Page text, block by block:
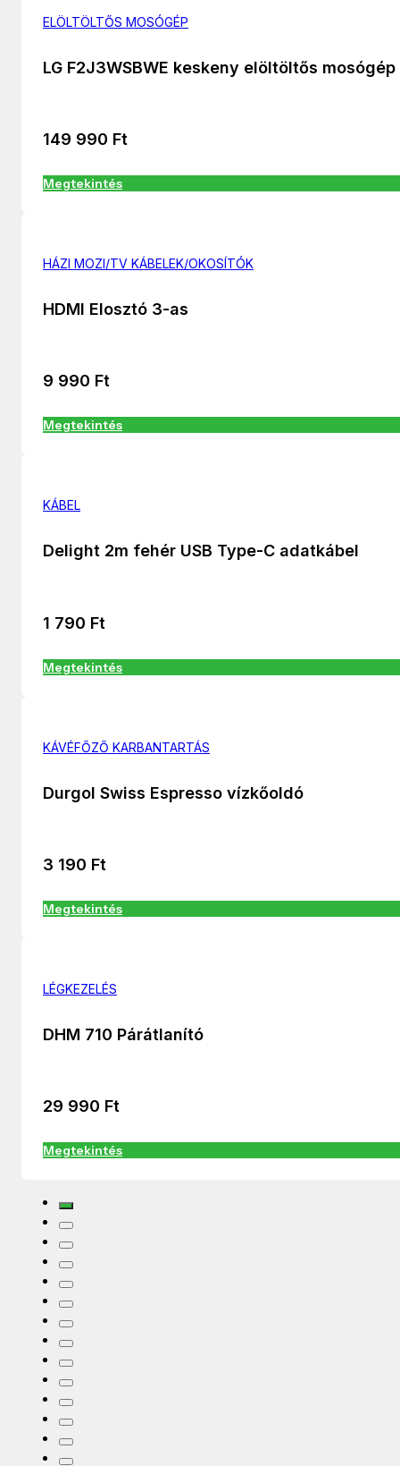
ELÖLTÖLTŐS MOSÓGÉP
LG F2J3WSBWE keskeny elöltöltős mosógép
149 990 Ft
Megtekintés
HÁZI MOZI/TV KÁBELEK/OKOSÍTÓK
HDMI Elosztó 3-as
9 990 Ft
Megtekintés
KÁBEL
Delight 2m fehér USB Type-C adatkábel
1 790 Ft
Megtekintés
KÁVÉFŐZŐ KARBANTARTÁS
Durgol Swiss Espresso vízkőoldó
3 190 Ft
Megtekintés
LÉGKEZELÉS
DHM 710 Párátlanító
29 990 Ft
Megtekintés